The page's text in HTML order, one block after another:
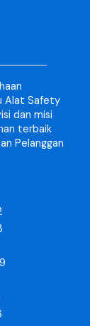
Alat Safety
dan misi
terbaik
Pelanggan